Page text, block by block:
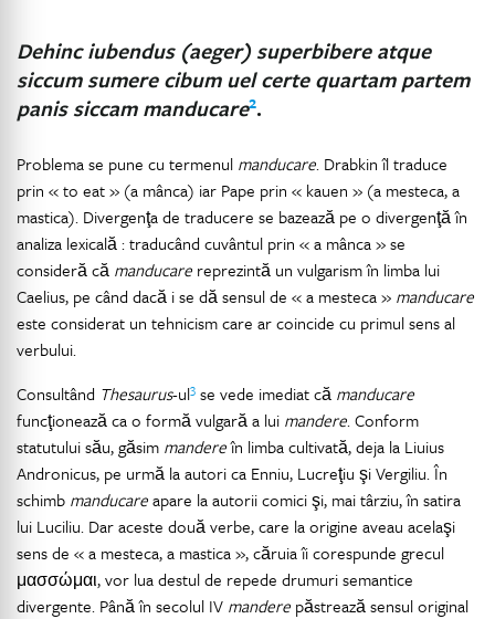
Dehinc iubendus (aeger) superbibere atque
siccum sumere cibum uel certe quartam partem
panis siccam manducare2.
Problema se pune cu termenul manducare. Drabkin îl traduce
prin « to eat » (a mânca) iar Pape prin « kauen » (a mesteca, a
mastica). Divergenţa de traducere se bazează pe o divergenţă în
analiza lexicală : traducând cuvântul prin « a mânca » se
consideră că manducare reprezintă un vulgarism în limba lui
Caelius, pe când dacă i se dă sensul de « a mesteca » manducare
este considerat un tehnicism care ar coincide cu primul sens al
verbului.
Consultând Thesaurus-ul3 se vede imediat că manducare
funcţionează ca o formă vulgară a lui mandere. Conform
statutului său, găsim mandereîn limba cultivată, deja la Liuius
Andronicus, pe urmă la autori ca Enniu, Lucreţiu şi Vergiliu. În
schimb manducareapare la autorii comici şi, mai târziu, în satira
lui Luciliu. Dar aceste două verbe, care la origine aveau acelaşi
sens de « a mesteca, a mastica », căruia îi corespunde grecul
μασσώμαι, vor lua destul de repede drumuri semantice
divergente. Până în secolul IV mandere păstrează sensul original